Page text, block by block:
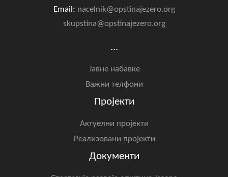
Email: nacelnik@opstinajezero.org
skupstina@opstinajezero.org
...
Јавне набавке
Важни телфони
Пројекти
Актуелни пројекти
Реализовани пројекти
Документи